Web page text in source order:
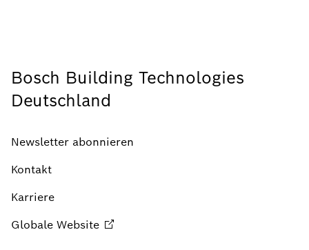
Bosch Building Technologies
Deutschland
Newsletter abonnieren
Kontakt
Karriere
Globale Website